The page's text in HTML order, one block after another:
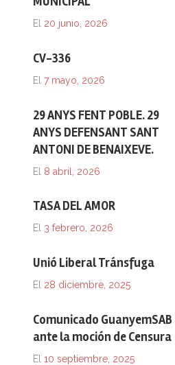
El 20 junio, 2026
CV-336
El 7 mayo, 2026
29 ANYS FENT POBLE. 29
ANYS DEFENSANT SANT
ANTONI DE BENAIXEVE.
El 8 abril, 2026
TASA DEL AMOR
El 3 febrero, 2026
Unió Liberal Tránsfuga
El 28 diciembre, 2025
Comunicado GuanyemSAB
ante la moción de Censura
El 10 septiembre, 2025